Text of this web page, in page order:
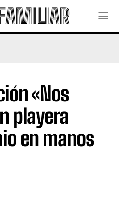
«Nos
playera
en manos